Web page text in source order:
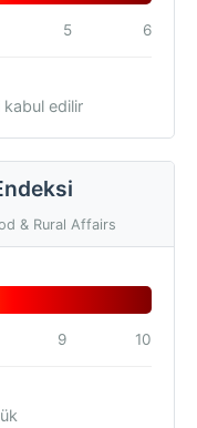
5 6
edilir
& Rural Affairs
9 10